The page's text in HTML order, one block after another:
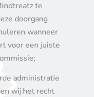
te
doorgang
wanneer
voor een juiste
administratie
wij het recht